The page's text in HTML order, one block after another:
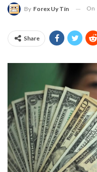
By Forex Uy Tín On
Share